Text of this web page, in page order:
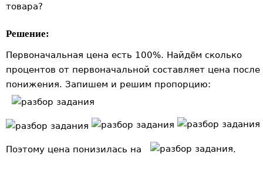
товара?
Решение:
Первоначальная цена есть 100%. Найдём сколько
процентов от первоначальной составляет цена после
понижения. Запишем и решим пропорцию:
Поэтому цена понизилась на .